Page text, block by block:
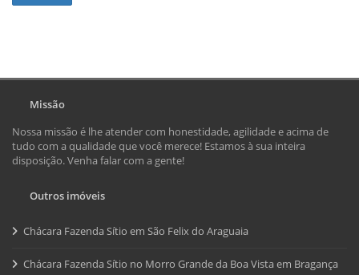
Missão
Nossa missão é lhe atender com honestidade, agilidade e acima de
tudo com a qualidade que você merece! Estamos à sua inteira
disposição. Venha falar com a gente!
Outros imóveis
Chácara Fazenda Sítio em São Felix do Araguaia
Chácara Fazenda Sítio no Morro Grande da Boa Vista em Bragança